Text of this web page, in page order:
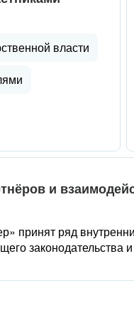
власти
и
принят ряд
законодательства